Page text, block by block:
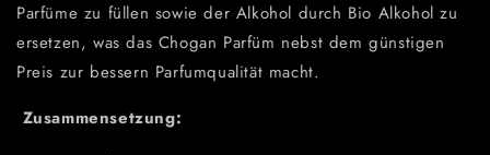
Parfüme zu füllen sowie der Alkohol durch Bio Alkohol zu
ersetzen, was das Chogan Parfüm nebst dem günstigen
Preis zur bessern Parfumqualität macht.
Zusammensetzung: